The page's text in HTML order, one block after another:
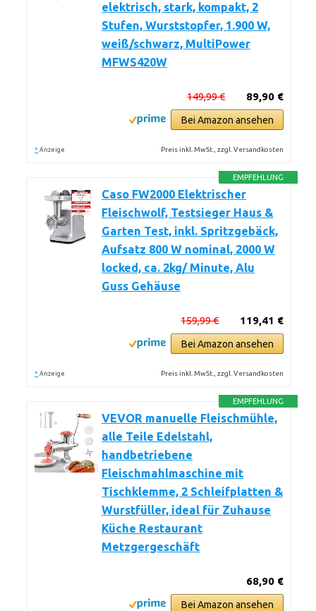
elektrisch, stark, kompakt, 2
Stufen, Wurststopfer, 1.900 W,
weiß/schwarz, MultiPower
MFWS420W
89,90 €
149,99 €
Bei Amazon ansehen
* Anzeige Preis inkl. MwSt., zzgl. Versandkosten
EMPFEHLUNG
Caso FW2000 Elektrischer
Fleischwolf, Testsieger Haus &
Garten Test, inkl. Spritzgebäck,
Aufsatz 800 W nominal, 2000 W
locked, ca. 2kg/ Minute, Alu
Guss Gehäuse
119,41 €
159,99 €
Bei Amazon ansehen
* Anzeige Preis inkl. MwSt., zzgl. Versandkosten
EMPFEHLUNG
VEVOR manuelle Fleischmühle,
alle Teile Edelstahl,
handbetriebene
Fleischmahlmaschine mit
Tischklemme, 2 Schleifplatten &
Wurstfüller, ideal für Zuhause
Küche Restaurant
Metzgergeschäft
68,90 €
Bei Amazon ansehen